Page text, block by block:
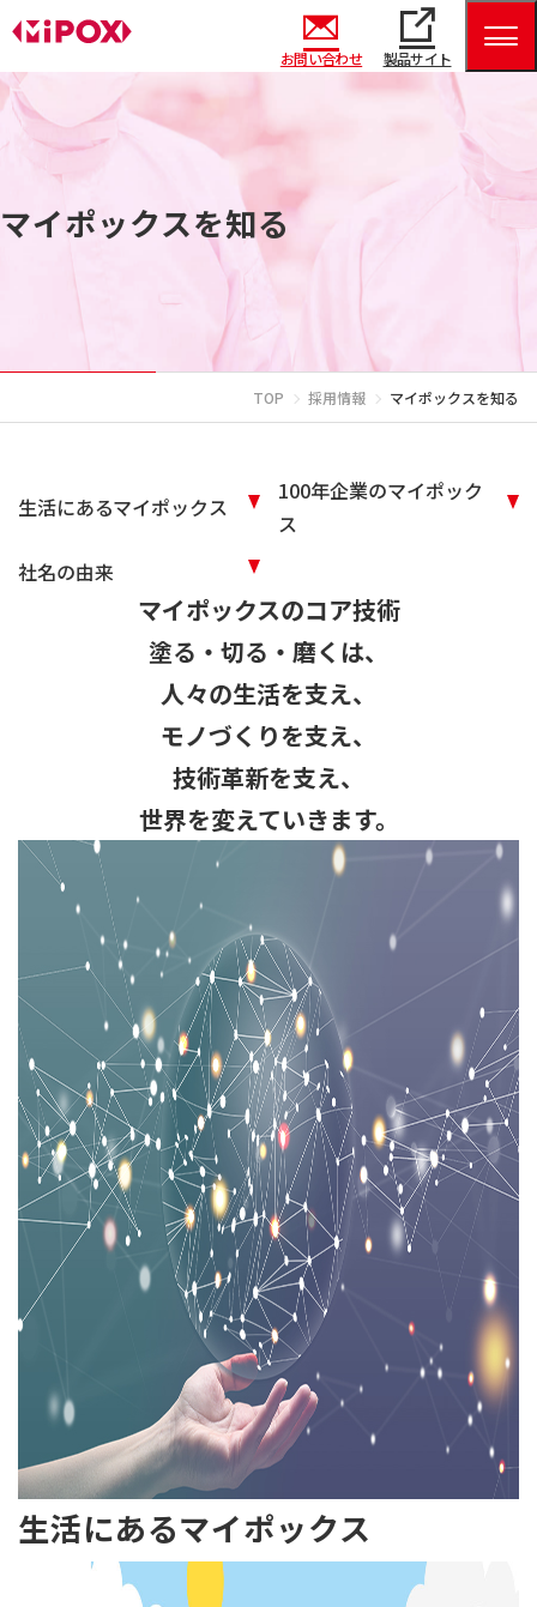
お問い合わせ 製品サイト
マイポックスを知る
TOP 採用情報 マイポックスを知る
生活にあるマイポックス
100年企業のマイポック
ス
社名の由来
マイポックスのコア技術
塗る・切る・磨くは、
人々の生活を支え、
モノづくりを支え、
技術革新を支え、
世界を変えていきます。
生活にあるマイポックス